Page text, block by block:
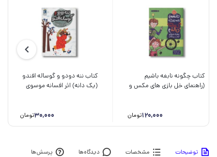
کتاب چگونه نابغه باشیم
(راهنمای خل بازی های مکس و
120,000تومان
کتاب ننه دودو و گوساله افندو
(یک دانه) اثر افسانه موسوی
30,000تومان
توضیحات مشخصات دیدگاه‌ها پرسش‌ها